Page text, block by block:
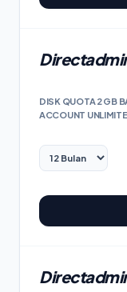
DISK QUOTA 2 GB
ACCOUNT